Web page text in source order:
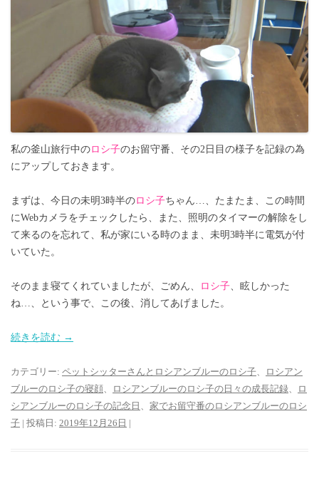
私の釜山旅行中のロシ子のお留守番、その2日目の様子を記録の為
にアップしておきます。
まずは、今日の未明3時半のロシ子ちゃん…、たまたま、この時間
にWebカメラをチェックしたら、また、照明のタイマーの解除をし
て来るのを忘れて、私が家にいる時のまま、未明3時半に電気が付
いていた。
そのまま寝てくれていましたが、ごめん、 ロシ子、眩しかった
ね…、という事で、この後、消してあげました。
続きを読む →
カテゴリー: ペットシッターさんとロシアンブルーのロシ子、
ロシアン
ブルーのロシ子の寝顔、 ロシアンブルーのロシ子の日々の成長記録、
ロ
シアンブルーのロシ子の記念日 、 家でお留守番のロシアンブルーのロシ
子 | 投稿日: 2019年12月26日 |